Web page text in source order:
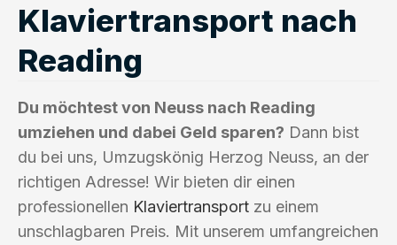
Klaviertransport nach
Reading
Du möchtest von Neuss nach Reading
umziehen und dabei Geld sparen? Dann bist
du bei uns, Umzugskönig Herzog Neuss, an der
richtigen Adresse! Wir bieten dir einen
professionellen Klaviertransport zu einem
unschlagbaren Preis. Mit unserem umfangreichen